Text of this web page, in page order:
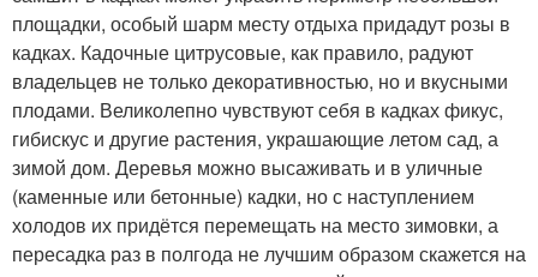
площадки, особый шарм месту отдыха придадут розы в
кадках. Кадочные цитрусовые, как правило, радуют
владельцев не только декоративностью, но и вкусными
плодами. Великолепно чувствуют себя в кадках фикус,
гибискус и другие растения, украшающие летом сад, а
зимой дом. Деревья можно высаживать и в уличные
(каменные или бетонные) кадки, но с наступлением
холодов их придётся перемещать на место зимовки, а
пересадка раз в полгода не лучшим образом скажется на